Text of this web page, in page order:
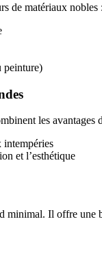
de matériaux nobles :
peinture)
les avantages
intempéries
et l’esthétique
minimal. Il offre une